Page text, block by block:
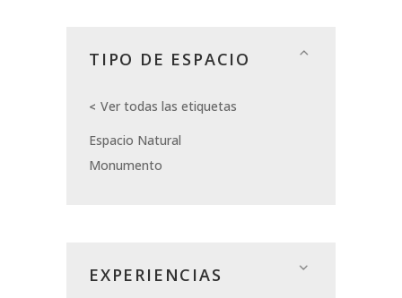
TIPO DE ESPACIO
Ver todas las etiquetas
Espacio Natural
Monumento
EXPERIENCIAS